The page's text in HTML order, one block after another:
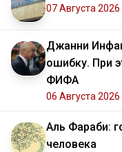
07 Августа 2026
Джанни
ошибку. При
ФИФА
06 Августа 2026
Аль Фараби:
человека